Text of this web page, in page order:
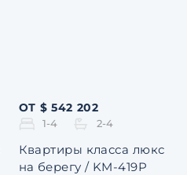
ОТ $ 542 202
1-4 2-4
Квартиры класса люкс
на берегу / KM-419P